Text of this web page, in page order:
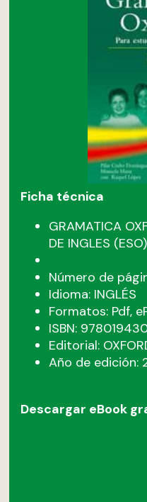
Ficha técnica
GRAMATICA
DE INGLES (ESO)
Número de
Idioma: INGLÉS
Formatos: Pdf,
ISBN:
Editorial:
Año de edición:
Descargar eBook